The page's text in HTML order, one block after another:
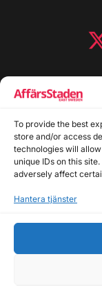
To provide the best
store and/or access
technologies will
unique IDs on this
adversely affect
Hantera tjänster
Allmänna